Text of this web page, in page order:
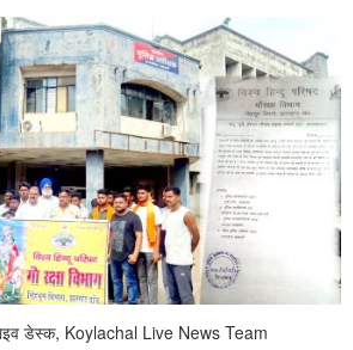
डेस्क, Koylachal Live News Team